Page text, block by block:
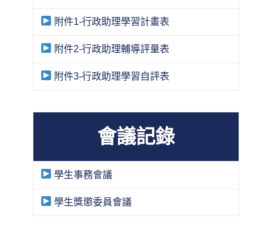
附件1-行政助理學習計畫表
附件2-行政助理輔導評量表
附件3-行政助理學習自評表
會議記錄
學生事務會議
學生獎懲委員會議